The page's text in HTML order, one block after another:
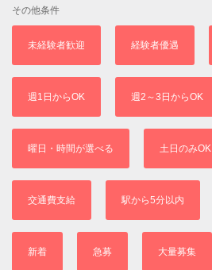
その他条件
未経験者歓迎 経験者優遇
週1日からOK 週2～3日からOK
曜日・時間が選べる 土日のみOK
交通費支給 駅から5分以内
新着 急募 大量募集